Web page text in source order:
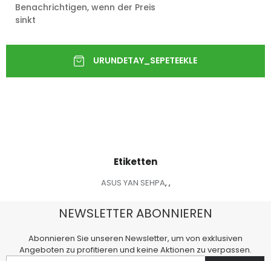
Benachrichtigen, wenn der Preis
sinkt
Etiketten
ASUS YAN SEHPA, ,
NEWSLETTER ABONNIEREN
Abonnieren Sie unseren Newsletter, um von exklusiven
Angeboten zu profitieren und keine Aktionen zu verpassen.